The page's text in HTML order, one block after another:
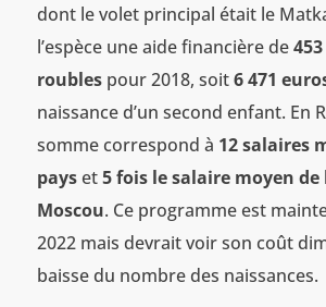
dont le volet principal était le
l’espèce une aide financière de
roublespour 2018, soit6 471
naissance d’un second enfant. En
somme correspond à 12 salaires
payset5 fois le salaire moyen
Moscou. Ce programme est
2022 mais devrait voir son coût
baisse du nombre des naissances.